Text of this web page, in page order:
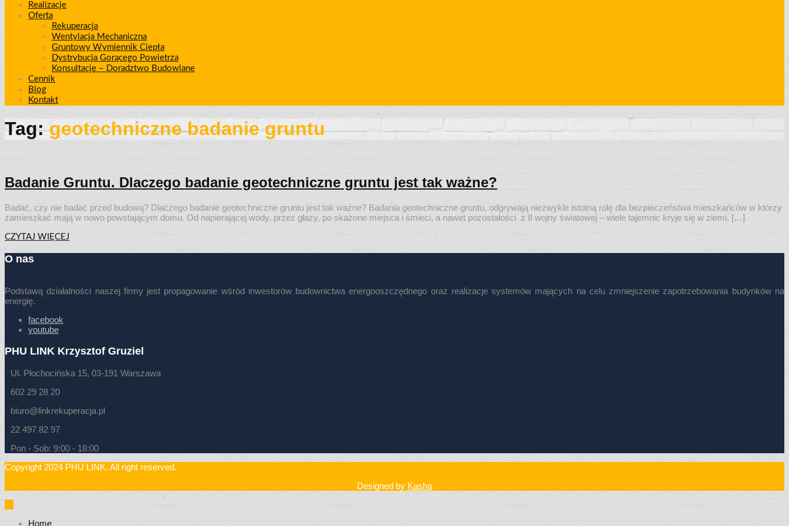
Realizacje
Oferta
Rekuperacja
Wentylacja Mechaniczna
Gruntowy Wymiennik Ciepła
Dystrybucja Gorącego Powietrza
Konsultacje – Doradztwo Budowlane
Cennik
Blog
Kontakt
Tag:geotechniczne badanie gruntu
Badanie Gruntu. Dlaczego badanie geotechniczne gruntu jest tak ważne?
Badać, czy nie badać przed budową? Dlaczego badanie geotechniczne gruntu jest tak ważne? Badania geotechniczne gruntu, odgrywają niezwykle istotną rolę dla bezpieczeństwa mieszkańców w którzy
zamieszkać mają w nowo powstającym domu. Od napierającej wody, przez głazy, po skażone miejsca i śmieci, a nawet pozostałości z II wojny światowej – wiele tajemnic kryje się w ziemi. […]
CZYTAJ WIĘCEJ
O nas
Podstawą działalności naszej firmy jest propagowanie wśród inwestorów budownictwa energooszczędnego oraz realizacje systemów mających na celu zmniejszenie zapotrzebowania budynków na
energię.
facebook
youtube
PHU LINK Krzysztof Gruziel
Ul. Płochocińska 15, 03-191 Warszawa
602 29 28 20
biuro@linkrekuperacja.pl
22 497 82 97
Pon - Sob: 9:00 - 18:00
Copyright 2024 PHU LINK. All right reserved.
Designed by Kasha
Home